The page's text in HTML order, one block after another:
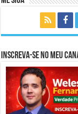
Inscreva-se no meu